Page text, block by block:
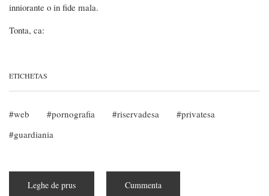
inniorante o in fide mala.
Tonta, ca:
ETICHETAS
web pornografia riservadesa
privatesa
guardiania
Leghe de prus Cummenta